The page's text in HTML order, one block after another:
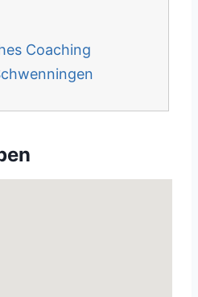
Coaching